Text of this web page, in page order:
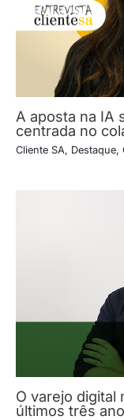
A aposta na IA
centrada no
Cliente SA, Destaque,
O varejo digital
últimos três